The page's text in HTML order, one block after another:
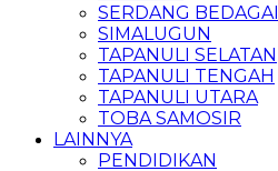
SERDANG BEDAGAI
SIMALUGUN
TAPANULI SELATAN
TAPANULI TENGAH
TAPANULI UTARA
TOBA SAMOSIR
LAINNYA
PENDIDIKAN